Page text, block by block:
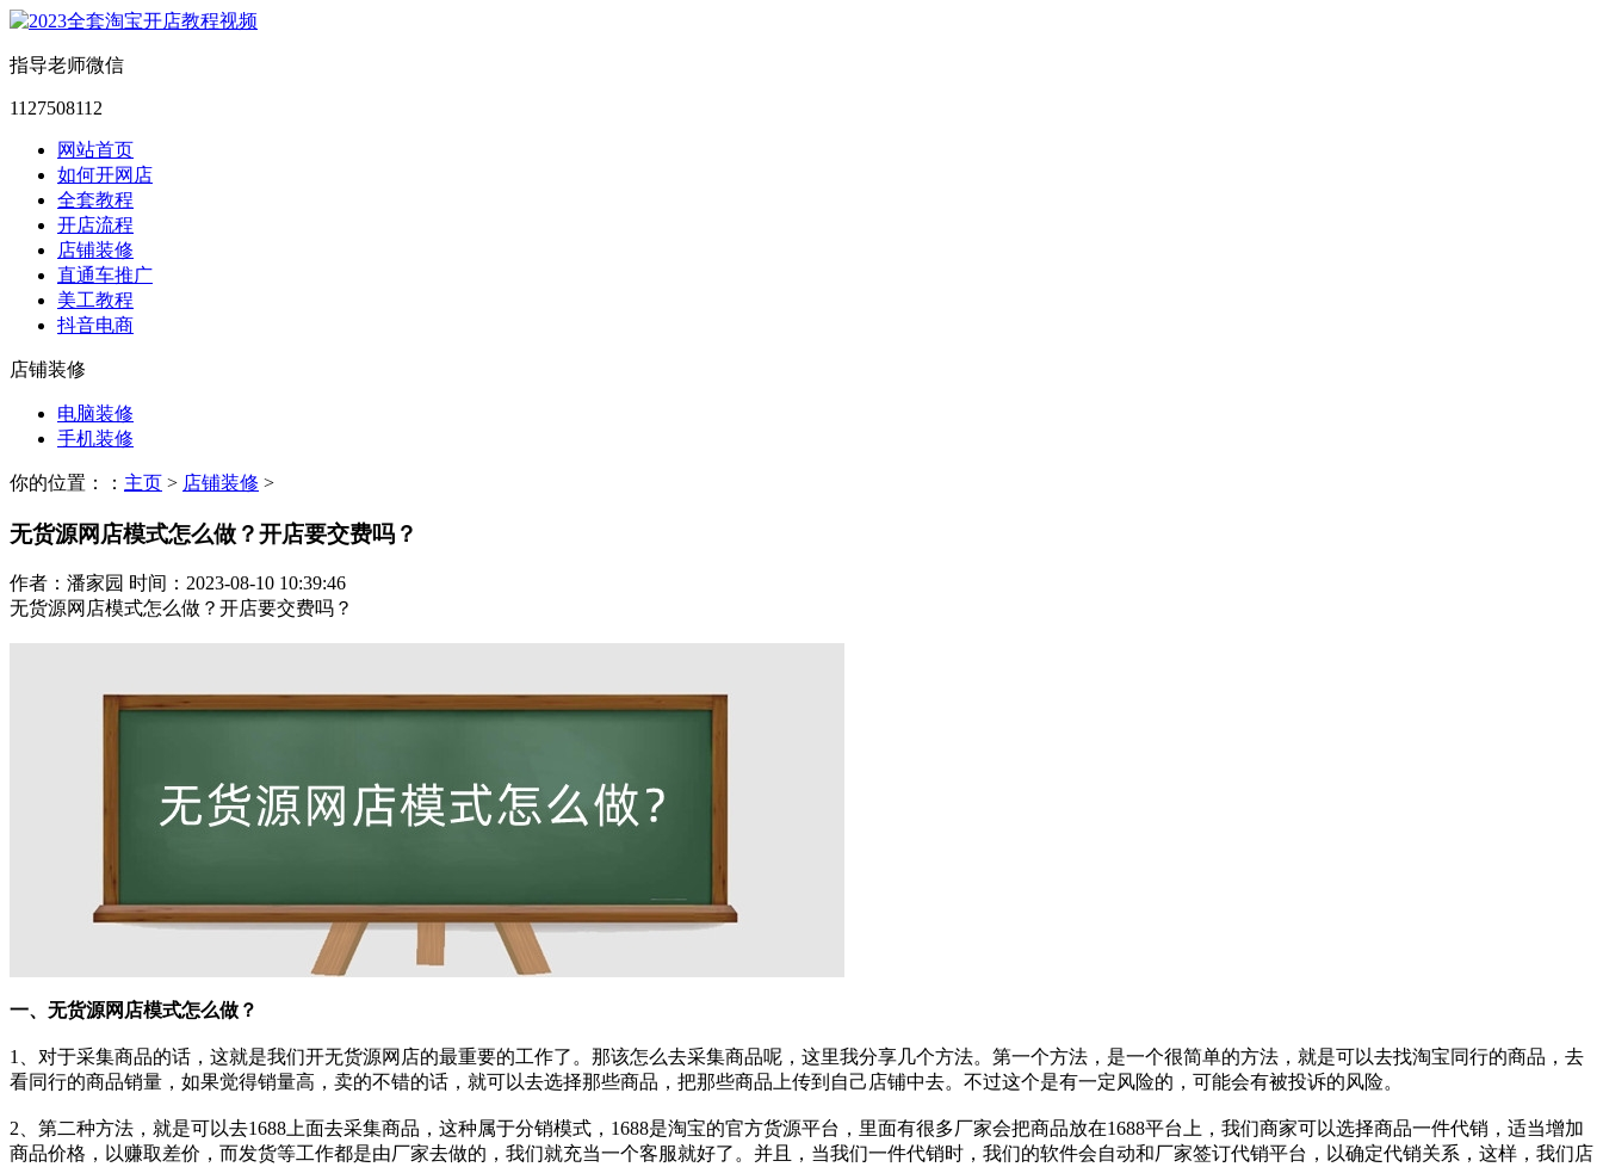
指导老师微信
1127508112
网站首页
如何开网店
全套教程
开店流程
店铺装修
直通车推广
美工教程
抖音电商
店铺装修
电脑装修
手机装修
你的位置：： 主页 > 店铺装修 >
无货源网店模式怎么做？开店要交费吗？
作者：潘家园 时间：2023-08-10 10:39:46
无货源网店模式怎么做？ 开店要交费吗？
一、无货源网店模式怎么做？
1、对于采集商品的话，这就是我们开无货源网店的最重要的工作了。那该怎么去采集商品呢，这里我分享几个方法。第一个方法，是一个很简单的方法，就是可以去找淘宝同行的商品，去
看同行的商品销量，如果觉得销量高，卖的不错的话，就可以去选择那些商品，把那些商品上传到自己店铺中去。不过这个是有一定风险的，可能会有被投诉的风险。
2、第二种方法，就是可以去1688上面去采集商品，这种属于分销模式，1688是淘宝的官方货源平台，里面有很多厂家会把商品放在1688平台上，我们商家可以选择商品一件代销，适当增加
商品价格，以赚取差价，而发货等工作都是由厂家去做的，我们就充当一个客服就好了。并且，当我们一件代销时，我们的软件会自动和厂家签订代销平台，以确定代销关系，这样，我们店